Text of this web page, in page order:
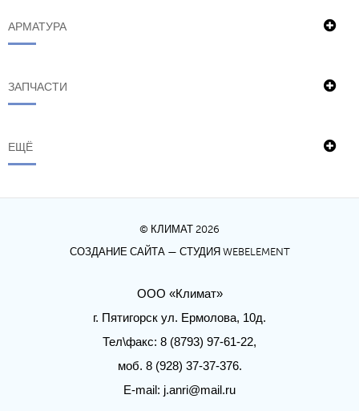
АРМАТУРА
ЗАПЧАСТИ
ЕЩЁ
© КЛИМАТ 2026
СОЗДАНИЕ САЙТА— СТУДИЯ WEBELEMENT
ООО «Климат»
г. Пятигорск ул. Ермолова, 10д.
Тел\факс: 8 (8793) 97-61-22,
моб. 8 (928) 37-37-376.
E-mail: j.anri@mail.ru